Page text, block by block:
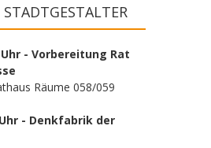
- Vorbereitung Rat
Räume 058/059
- Denkfabrik der